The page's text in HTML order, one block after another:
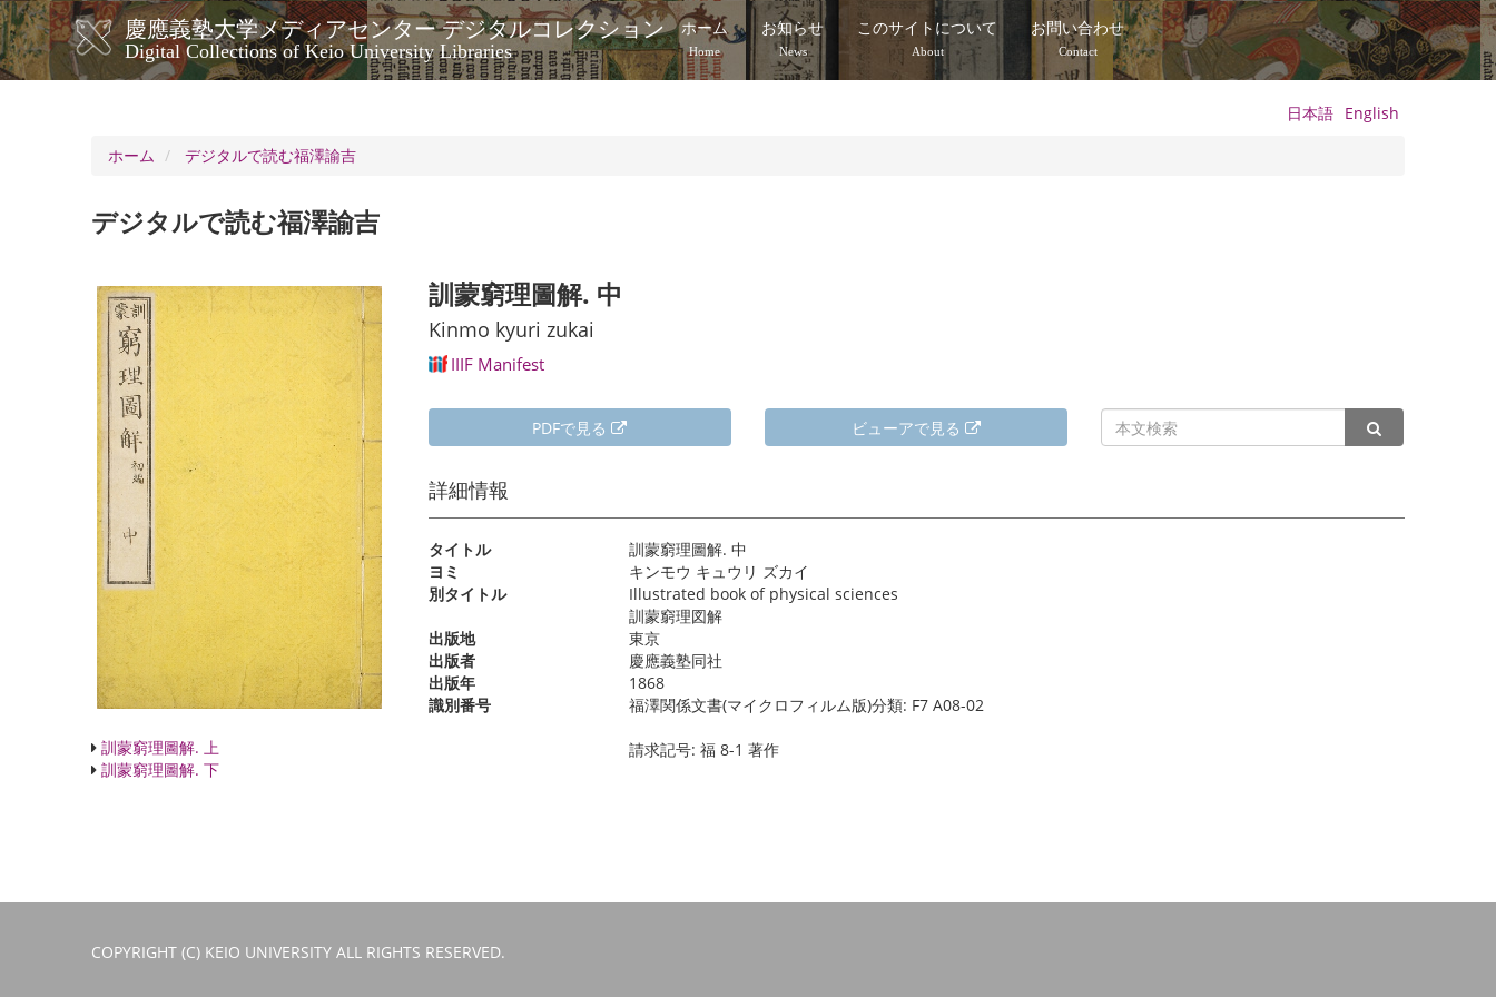
メ
イ
ン
コ
慶應義塾大学メディアセンター デジタルコレクション
Digital Collections of Keio University Libraries
メ
イ
ビ
シ
ン
ホーム
Home
お知らせ
News
このサイトについて
About
お問い合わせ
Contact
日本語 English
ホーム
デジタルで読む福澤諭吉
デジタルで読む福澤諭吉
訓蒙窮理圖解. 上
訓蒙窮理圖解. 下
訓蒙窮理圖解. 中
Kinmo kyuri zukai
IIIF Manifest
PDFで見る ビューアで見る
詳細情報
タイトル
訓蒙窮理圖解. 中
ヨミ
キンモウ キュウリ ズカイ
別タイトル
Illustrated book of physical sciences
訓蒙窮理図解
出版地
東京
出版者
慶應義塾同社
出版年
1868
識別番号
福澤関係文書(マイクロフィルム版)分類: F7 A08-02
請求記号: 福 8-1 著作
COPYRIGHT (C) KEIO UNIVERSITY ALL RIGHTS RESERVED.